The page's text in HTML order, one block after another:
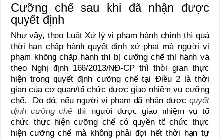
Cưỡng chế sau khi đã nhận được
quyết định
Như vậy, theo Luật Xử lý vi phạm hành chính thì quá
thời hạn chấp hành quyết định xử phạt mà người vi
phạm không chấp hành thì bị cưỡng chế thi hành và
theo Nghị định 166/2013/NĐ-CP thì thời gian thực
hiện trong quyết định cưỡng chế tại Điều 2 là thời
gian của cơ quan/tổ chức được giao nhiệm vụ cưỡng
chế. Do đó, nếu người vi phạm đã nhận được quyết
định cưỡng chếthì người được giao nhiệm vụ tổ
chức thực hiện cưỡng chế có quyền tổ chức thực
hiện cưỡng chế mà không phải đợi hết thời hạn tự